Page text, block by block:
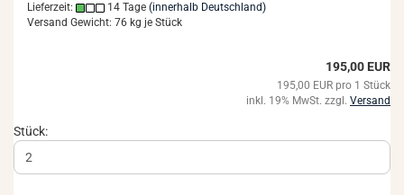
Lieferzeit:
14 Tage (innerhalb Deutschland)
Versand Gewicht: 76 kg je Stück
195,00 EUR
195,00 EUR pro 1 Stück
inkl. 19% MwSt. zzgl. Versand
Stück: